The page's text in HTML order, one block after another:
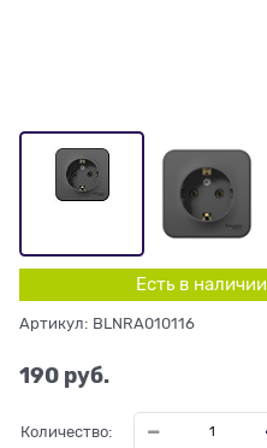
Есть в наличии
Артикул: BLNRA010116
190 руб.
Количество: